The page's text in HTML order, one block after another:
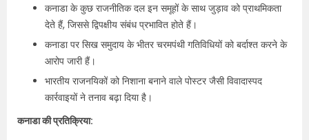
कनाडा के कुछ राजनीतिक दल इन समूहों के साथ जुड़ाव को प्राथमिकता
देते हैं, जिससे द्विपक्षीय संबंध प्रभावित होते हैं।
कनाडा पर सिख समुदाय के भीतर चरमपंथी गतिविधियों को बर्दाश्त करने के
आरोप जारी हैं।
भारतीय राजनयिकों को निशाना बनाने वाले पोस्टर जैसी विवादास्पद
कार्रवाइयों ने तनाव बढ़ा दिया है।
कनाडा की प्रतिक्रिया: